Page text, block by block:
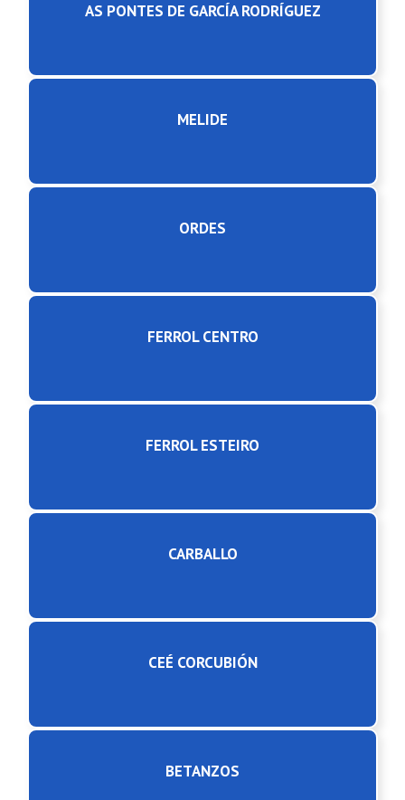
AS PONTES DE GARCÍA RODRÍGUEZ
MELIDE
ORDES
FERROL CENTRO
FERROL ESTEIRO
CARBALLO
CEÉ CORCUBIÓN
BETANZOS